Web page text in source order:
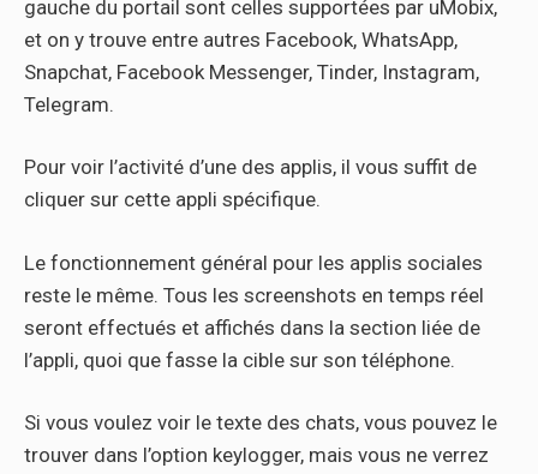
gauche du portail sont celles supportées par uMobix,
et on y trouve entre autres Facebook, WhatsApp,
Snapchat, Facebook Messenger, Tinder, Instagram,
Telegram.
Pour voir l’activité d’une des applis, il vous suffit de
cliquer sur cette appli spécifique.
Le fonctionnement général pour les applis sociales
reste le même. Tous les screenshots en temps réel
seront effectués et affichés dans la section liée de
l’appli, quoi que fasse la cible sur son téléphone.
Si vous voulez voir le texte des chats, vous pouvez le
trouver dans l’option keylogger, mais vous ne verrez